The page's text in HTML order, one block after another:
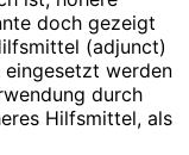
doch gezeigt
(adjunct)
werden
durch
Hilfsmittel, als